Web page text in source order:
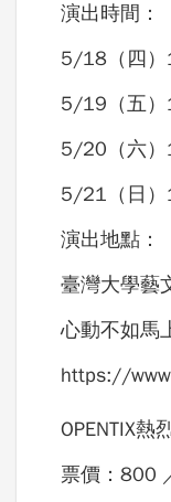
演出時間：
5/18（四
5/19（五
5/20（六
5/21（日
演出地點：
臺灣大學藝
心動不如馬
https://
OPENTIX熱
票價：800